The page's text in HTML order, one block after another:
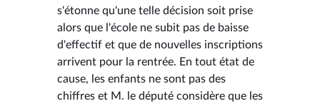
s'étonne qu'une telle décision soit prise
alors que l'école ne subit pas de baisse
d'effectif et que de nouvelles inscriptions
arrivent pour la rentrée. En tout état de
cause, les enfants ne sont pas des
chiffres et M. le député considère que les